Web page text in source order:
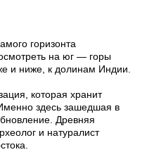
горизонта
на юг — горы
и ниже, к долинам Индии.
которая хранит
здесь зашедшая в
Древняя
и натуралист